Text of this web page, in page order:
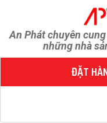
An Phát chuyên
những nhà
ĐẶT